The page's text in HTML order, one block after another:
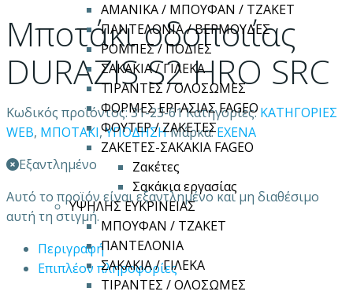
ΑΜΑΝΙΚΑ / ΜΠΟΥΦΑΝ / ΤΖΑΚΕΤ
ΠΑΝΤΕΛΟΝΙΑ / ΒΕΡΜΟΥΔΕΣ
ΡΟΜΠΕΣ / ΠΟΔΙΕΣ
ΣΑΚΑΚΙΑ / ΓΙΛΕΚΑ
ΤΙΡΑΝΤΕΣ / ΟΛΟΣΩΜΕΣ
ΦΟΡΜΕΣ ΕΡΓΑΣΙΑΣ FAGEO
ΦΟΥΤΕΡ / ΖΑΚΕΤΕΣ
ΖΑΚΕΤΕΣ-ΣΑΚΑΚΙΑ FAGEO
Ζακέτες
Σακάκια εργασίας
ΥΨΗΛΗΣ ΕΥΚΡΙΝΕΙΑΣ
ΜΠΟΥΦΑΝ / ΤΖΑΚΕΤ
ΠΑΝΤΕΛΟΝΙΑ
ΣΑΚΑΚΙΑ / ΓΙΛΕΚΑ
ΤΙΡΑΝΤΕΣ / ΟΛΟΣΩΜΕΣ
Μποτάκι οδοποιίας
DURAZIS S2 HRO SRC
Κωδικός προϊόντος:31-23-61Κατηγορίες:ΚΑΤΗΓΟΡΙΕΣ
WEB, ΜΠΟΤΑΚΙ,ΥΠΟΔΗΣΗΜάρκα:EXENA
Εξαντλημένο
Αυτό το προϊόν είναι εξαντλημένο και μη διαθέσιμο
αυτή τη στιγμή.
Περιγραφή
Επιπλέον πληροφορίες